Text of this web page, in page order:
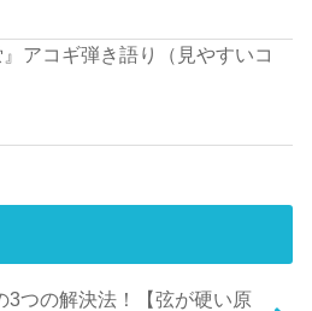
』アコギ弾き語り（見やすいコ
3つの解決法！【弦が硬い原